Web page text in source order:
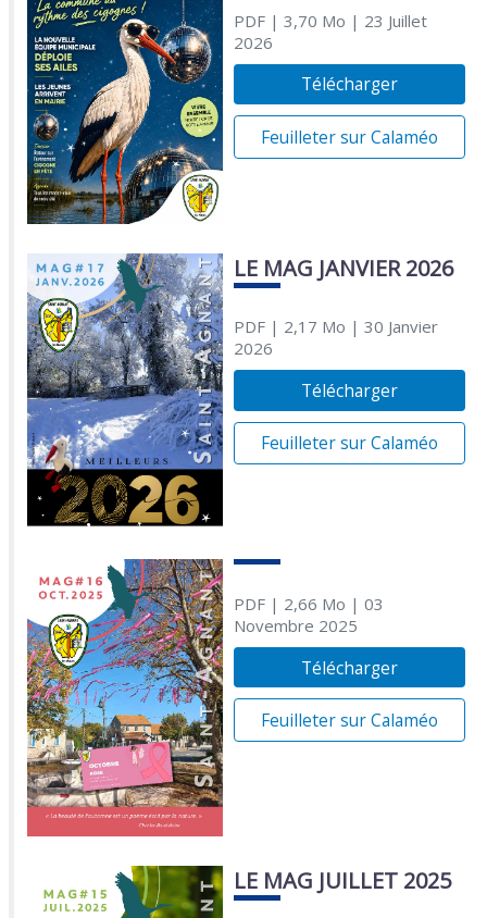
PDF| 3,70 Mo | 23 Juillet
2026
Télécharger
Feuilleter sur Calaméo
LE MAG JANVIER 2026
PDF| 2,17 Mo | 30 Janvier
2026
Télécharger
Feuilleter sur Calaméo
PDF| 2,66 Mo | 03
Novembre 2025
Télécharger
Feuilleter sur Calaméo
LE MAG JUILLET 2025